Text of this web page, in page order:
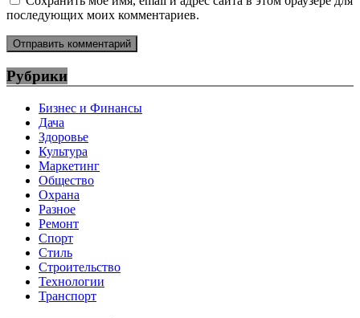
последующих моих комментариев.
Рубрики
Бизнес и Финансы
Дача
Здоровье
Культура
Маркетинг
Общество
Охрана
Разное
Ремонт
Спорт
Стиль
Строительство
Технологии
Транспорт